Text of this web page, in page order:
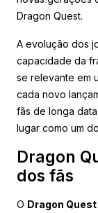
Dragon Quest.
A evolução dos
capacidade da
se relevante em
cada novo
fãs de longa
lugar como um
Dragon
dos fãs
O Dragon Quest